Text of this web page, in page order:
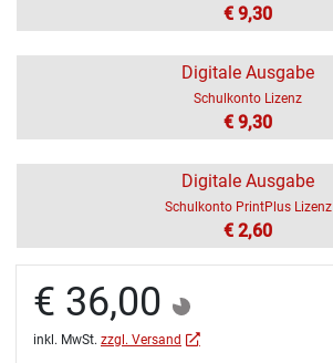
€ 9,30
Digitale Ausgabe
Schulkonto Lizenz
€ 9,30
Digitale Ausgabe
Schulkonto PrintPlus Lizenz
€ 2,60
€ 36,00
inkl. MwSt. zzgl. Versand